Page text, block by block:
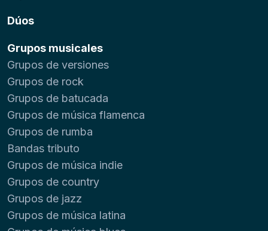
Dúos
Grupos musicales
Grupos de versiones
Grupos de rock
Grupos de batucada
Grupos de música flamenca
Grupos de rumba
Bandas tributo
Grupos de música indie
Grupos de country
Grupos de jazz
Grupos de música latina